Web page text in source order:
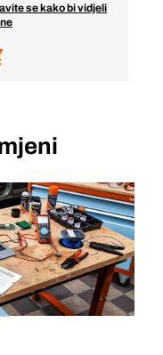
se kako bi vidjeli